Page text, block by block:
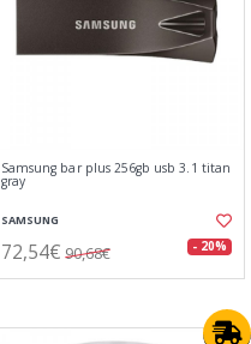
Samsung bar plus 256gb usb 3.1 titan
gray
SAMSUNG
72,54€ 90,68€ - 20%